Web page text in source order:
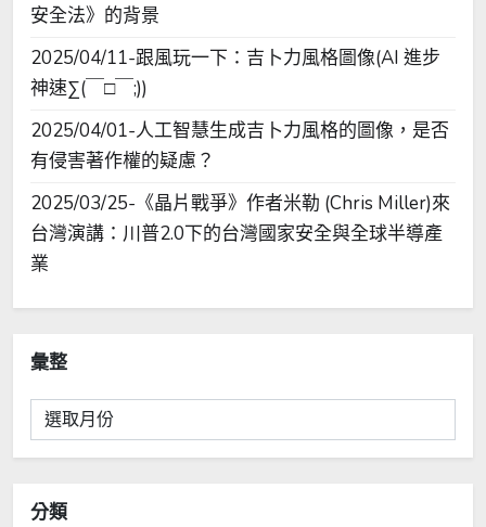
安全法》的背景
2025/04/11-跟風玩一下：吉卜力風格圖像(AI 進步
神速∑(￣□￣;))
2025/04/01-人工智慧生成吉卜力風格的圖像，是否
有侵害著作權的疑慮？
2025/03/25-《晶片戰爭》作者米勒 (Chris Miller)來
台灣演講：川普2.0下的台灣國家安全與全球半導產
業
彙整
彙
整
分類